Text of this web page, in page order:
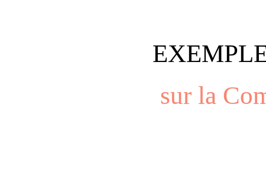
sur la